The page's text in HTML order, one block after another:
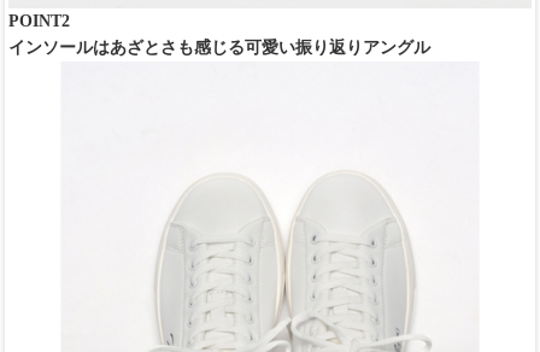
POINT2
インソールはあざとさも感じる可愛い振り返りアングル